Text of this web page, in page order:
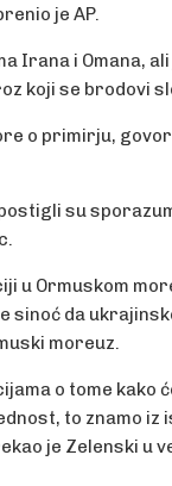
je AP.
Irana i Omana,
koji se brodovi
o primirju,
su
u Ormuskom
sinoć da
moreuz.
o tome kako
to znamo iz
je Zelenski u